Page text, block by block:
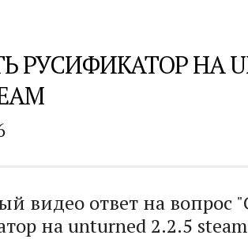
РУСИФИКАТОР НА
видео ответ на вопрос
на unturned 2.2.5